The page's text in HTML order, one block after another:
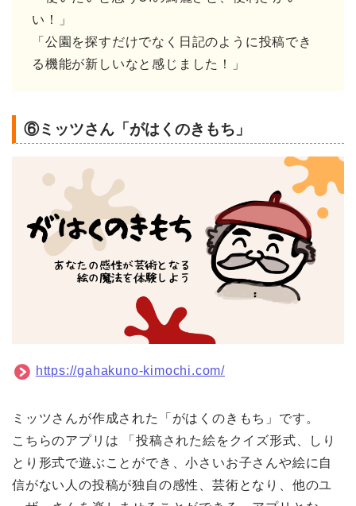
い！」
「公園を探すだけでなく日記のように投稿でき
る機能が新しいなと感じました！」
⑥ミッツさん「がはくのきもち」
https://gahakuno-kimochi.com/
ミッツさんが作成された「がはくのきもち」です。
こちらのアプリは 「投稿された絵をクイズ形式、しり
とり形式で遊ぶことができ、小さいお子さんや絵に自
信がない人の投稿が独自の感性、芸術となり、他のユ